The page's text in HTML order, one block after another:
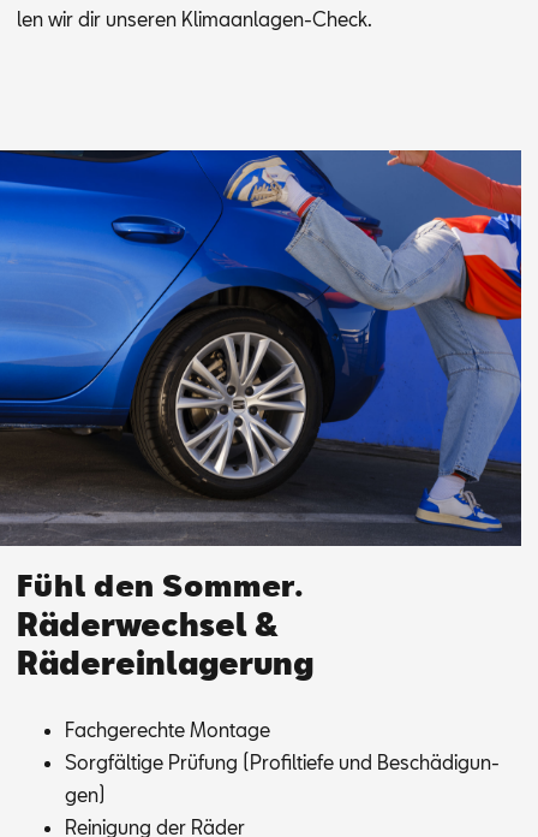
len wir dir un­se­ren Kli­ma­an­la­gen-Check.
Fühl den Sommer.
Räderwechsel &
Rädereinlagerung
Fach­ge­rech­te Mon­ta­ge
Sorg­fäl­ti­ge Prü­fung (Pro­fil­tie­fe und Be­schä­di­gun­
gen)
Rei­ni­gung der Rä­der